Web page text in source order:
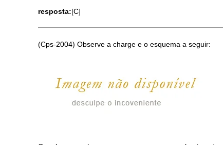
resposta:[C]
(Cps-2004) Observe a charge e o esquema a seguir: